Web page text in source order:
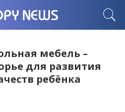
мебель –
для развития
ребёнка